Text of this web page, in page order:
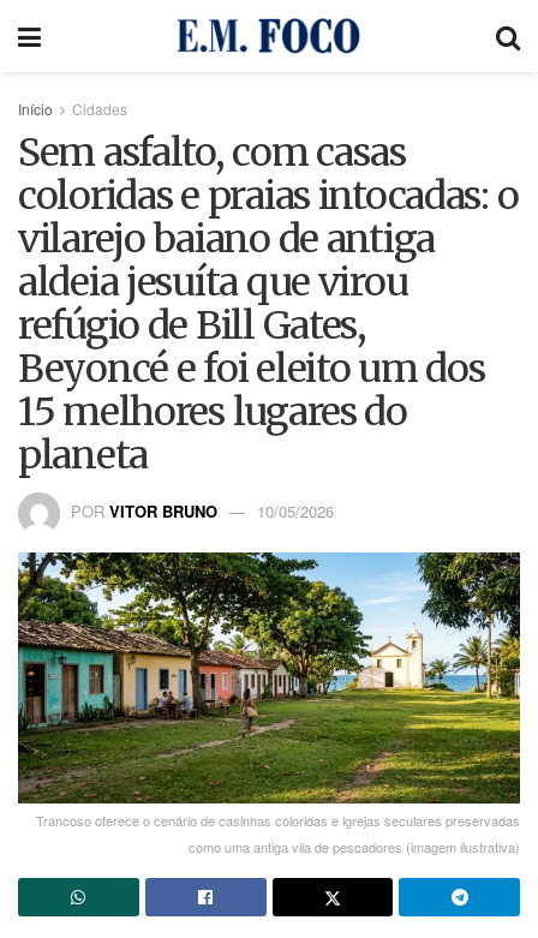
Início Cidades
Sem asfalto, com casas
coloridas e praias intocadas: o
vilarejo baiano de antiga
aldeia jesuíta que virou
refúgio de Bill Gates,
Beyoncé e foi eleito um dos
15 melhores lugares do
planeta
POR VITOR BRUNO 10/05/2026
Trancoso oferece o cenário de casinhas coloridas e igrejas seculares preservadas
como uma antiga vila de pescadores (imagem ilustrativa)